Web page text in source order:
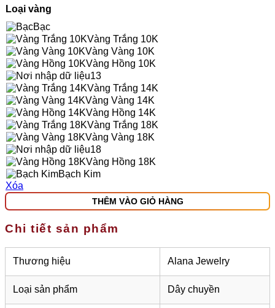
Loại vàng
Bạc
Vàng Trắng 10K
Vàng Vàng 10K
Vàng Hồng 10K
13
Vàng Trắng 14K
Vàng Vàng 14K
Vàng Hồng 14K
Vàng Trắng 18K
Vàng Vàng 18K
18
Vàng Hồng 18K
Bạch Kim
Xóa
THÊM VÀO GIỎ HÀNG
Chi tiết sản phẩm
Thương hiệu Alana Jewelry
Loại sản phẩm Dây chuyền